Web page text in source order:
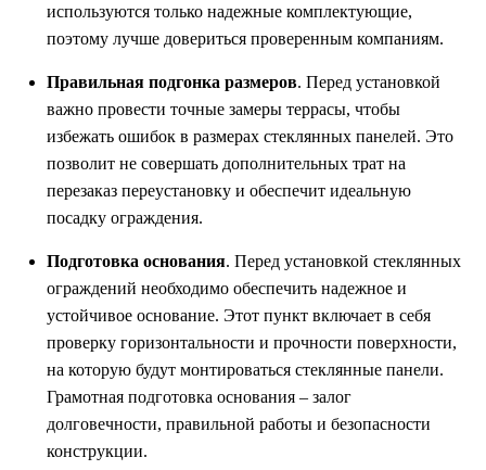
используются только надежные комплектующие,
поэтому лучше довериться проверенным компаниям.
Правильная подгонка размеров. Перед установкой
важно провести точные замеры террасы, чтобы
избежать ошибок в размерах стеклянных панелей. Это
позволит не совершать дополнительных трат на
перезаказ переустановку и обеспечит идеальную
посадку ограждения.
Подготовка основания. Перед установкой стеклянных
ограждений необходимо обеспечить надежное и
устойчивое основание. Этот пункт включает в себя
проверку горизонтальности и прочности поверхности,
на которую будут монтироваться стеклянные панели.
Грамотная подготовка основания – залог
долговечности, правильной работы и безопасности
конструкции.